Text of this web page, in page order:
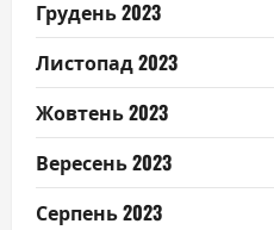
Грудень 2023
Листопад 2023
Жовтень 2023
Вересень 2023
Серпень 2023